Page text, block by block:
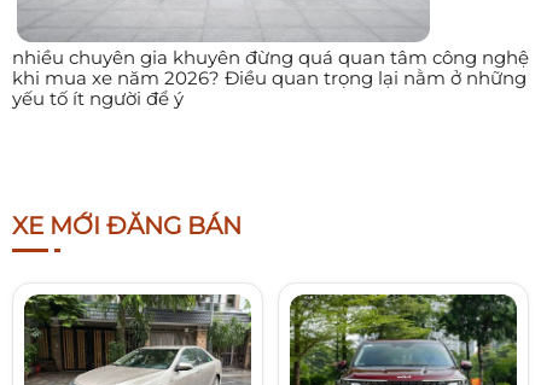
nhiều chuyên gia khuyên đừng quá quan tâm công nghệ
khi mua xe năm 2026? Điều quan trọng lại nằm ở những
yếu tố ít người để ý
XE MỚI ĐĂNG BÁN